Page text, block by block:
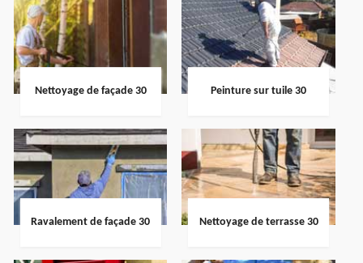
Nettoyage de façade 30 Peinture sur tuile 30
Ravalement de façade 30 Nettoyage de terrasse 30